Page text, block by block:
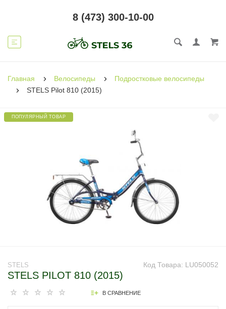
8 (473) 300-10-00
Главная Велосипеды
Подростковые велосипеды
STELS Pilot 810 (2015)
ПОПУЛЯРНЫЙ ТОВАР
Код Товара: LU050052
STELS
STELS PILOT 810 (2015)
В СРАВНЕНИЕ